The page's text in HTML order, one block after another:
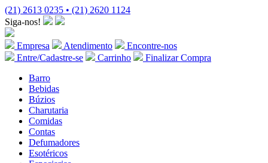
(21) 2613 0235 • (21) 2620 1124
Siga-nos!
Empresa Atendimento
Encontre-nos
Entre/Cadastre-se
Carrinho
Finalizar Compra
Barro
Bebidas
Búzios
Charutaria
Comidas
Contas
Defumadores
Esotéricos